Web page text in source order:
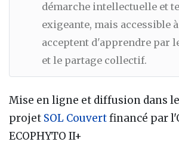
démarche intellectuelle et
exigeante, mais accessible
acceptent d'apprendre par
et le partage collectif.
Mise en ligne et diffusion dans
projet SOL Couvertfinancé par
ECOPHYTO II+